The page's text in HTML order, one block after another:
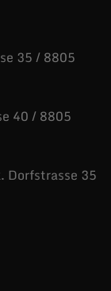
/ 8805
40 / 8805
Dorfstrasse 35